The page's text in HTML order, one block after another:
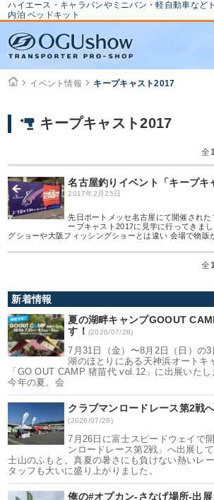
ハイエース・キャラバンやミニバン・軽自動車など
内泊 ベッドキット
イベント情報 キープキャスト2017
キープキャスト2017
全
名古屋釣りイベント「キープキ
2017年2月25日
先日ポートメッセ名古屋にて開催され
ープキャスト2017に見学に行ってきま
グショーや大阪フィッシングショーとは違い 会場で物販
全
新着情報
夏の湖畔キャンプGOOUT
す！ (2026/07/28)
7月31日（金）〜8月2日（日）の
湖のほとりにある天神浜オートキ
「GO OUT CAMP 猪苗代 vol.12」に出展いたし
今年の夏。会
クラブマンロードレース第2戦
(2026/07/28)
7月26日に富士スピードウェイで
ンロードレース第2戦」へ出展し
士山のふもと。真夏の暑さにも負けない熱いレ
タッフも大いに盛り上がりました。
俺の#オプカン-さなげ場所-出